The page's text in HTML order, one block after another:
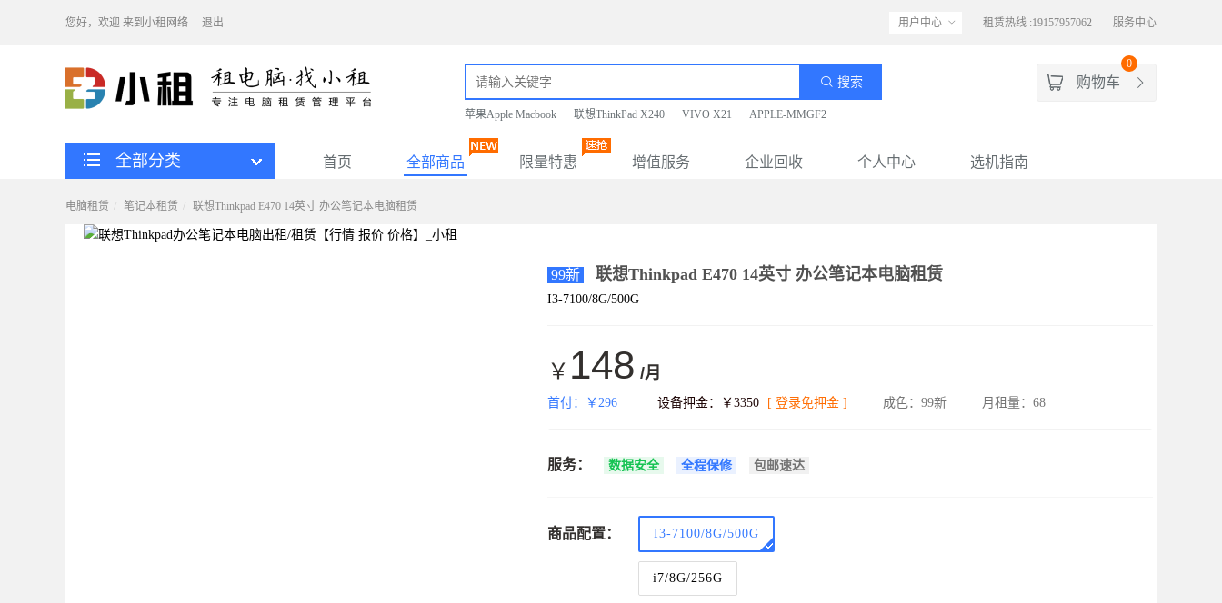
您好，欢迎 来到小租网络 退出 用户中心 租赁热线 :19157957062 服务中心
搜索
苹果Apple Macbook 联想ThinkPad X240 VIVO X21 APPLE-MMGF2
购物车
0
全部分类 首页 全部商品 限量特惠 增值服务 企业回收 个人中心 选机指南
电脑租赁 笔记本租赁 联想Thinkpad E470 14英寸 办公笔记本电脑租赁
99新 联想Thinkpad E470 14英寸 办公笔记本电脑租赁
I3-7100/8G/500G
￥ 148 /月
首付：￥296 设备押金：￥3350 [ 登录免押金 ] 成色：99新 月租量：68
服务： 数据安全 全程保修 包邮速达
商品配置： I3-7100/8G/500G
i7/8G/256G